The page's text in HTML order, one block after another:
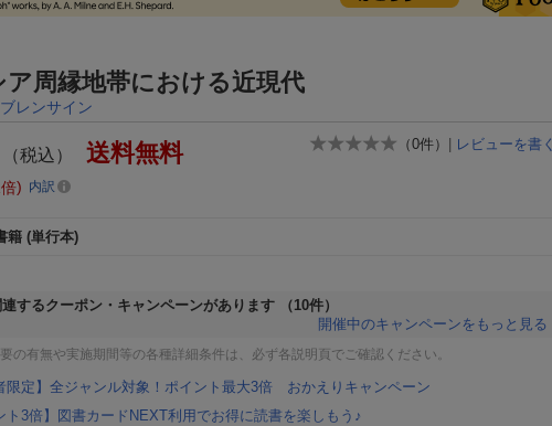
ア周縁地帯における近現代
レンサイン
（0件） | レビューを書く
（税込） 送料無料
内訳
籍 (単行本)
するクーポン・キャンペーンがあります
（10件）
開催中のキャンペーンをもっと見る
の有無や実施期間等の各種詳細条件は、必ず各説明頁でご確認ください。
限定】全ジャンル対象！ポイント最大3倍 おかえりキャンペーン
ト3倍】図書カードNEXT利用でお得に読書を楽しもう♪